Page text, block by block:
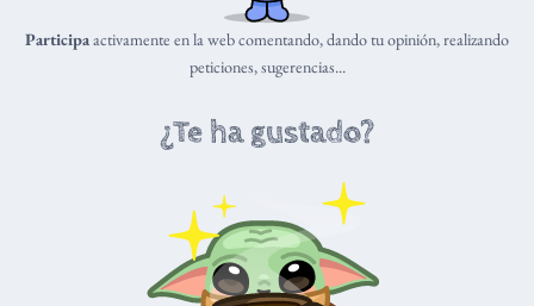
Participaactivamente en la web comentando, dando tu opinión, realizando
peticiones, sugerencias...
¿Te ha gustado?